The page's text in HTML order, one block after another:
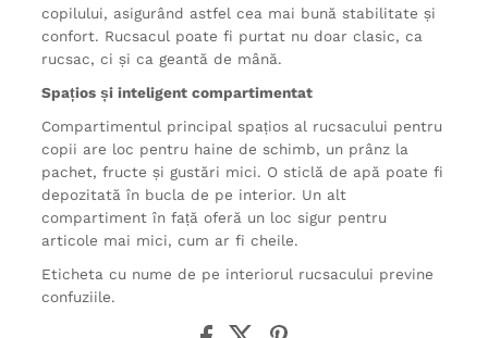
copilului, asigurând astfel cea mai bună stabilitate și
confort. Rucsacul poate fi purtat nu doar clasic, ca
rucsac, ci și ca geantă de mână.
Spațios și inteligent compartimentat
Compartimentul principal spațios al rucsacului pentru
copii are loc pentru haine de schimb, un prânz la
pachet, fructe și gustări mici. O sticlă de apă poate fi
depozitată în bucla de pe interior. Un alt
compartiment în față oferă un loc sigur pentru
articole mai mici, cum ar fi cheile.
Eticheta cu nume de pe interiorul rucsacului previne
confuziile.